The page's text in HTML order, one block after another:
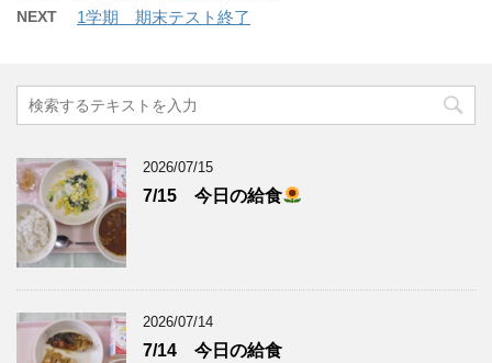
NEXT 1学期 期末テスト終了
2026/07/15
7/15 今日の給食
2026/07/14
7/14 今日の給食